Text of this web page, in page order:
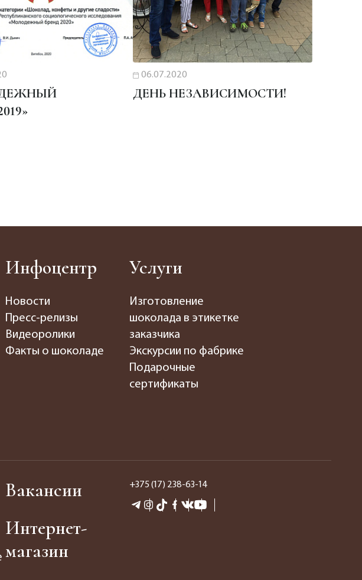
06.07.2020
ДЕНЬ НЕЗАВИСИМОСТИ!
Инфоцентр
Новости
Пресс-релизы
Видеоролики
Факты о шоколаде
Услуги
Изготовление
шоколада в этикетке
заказчика
Экскурсии по фабрике
Подарочные
сертификаты
Вакансии
Интернет-
магазин
+375 (17) 238-63-14